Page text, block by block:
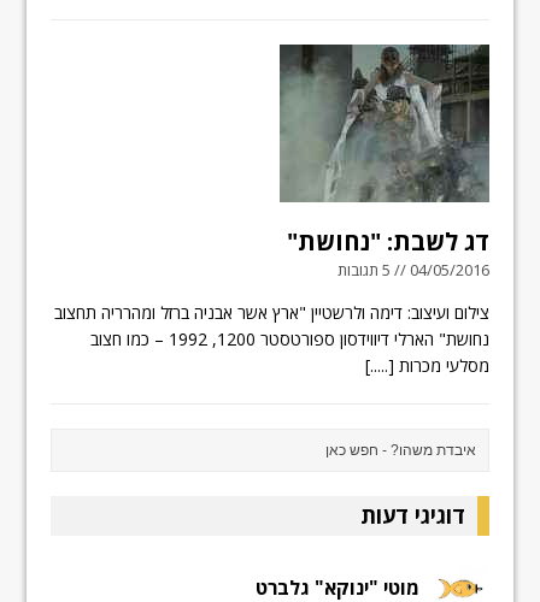
דג לשבת: "נחושת"
04/05/2016 // 5 תגובות
צילום ועיצוב: דימה ולרשטיין "ארץ אשר אבניה ברזל ומהרריה תחצוב
נחושת" הארלי דיווידסון ספורטסטר 1200, 1992 – כמו חצוב
מסלעי מכרות [.....]
דוגיגי דעות
מוטי "ינוקא" גלברט